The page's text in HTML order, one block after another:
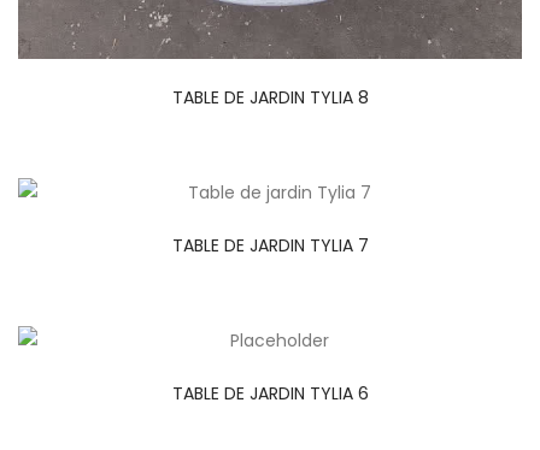
TABLE DE JARDIN TYLIA 8
TABLE DE JARDIN TYLIA 7
TABLE DE JARDIN TYLIA 6